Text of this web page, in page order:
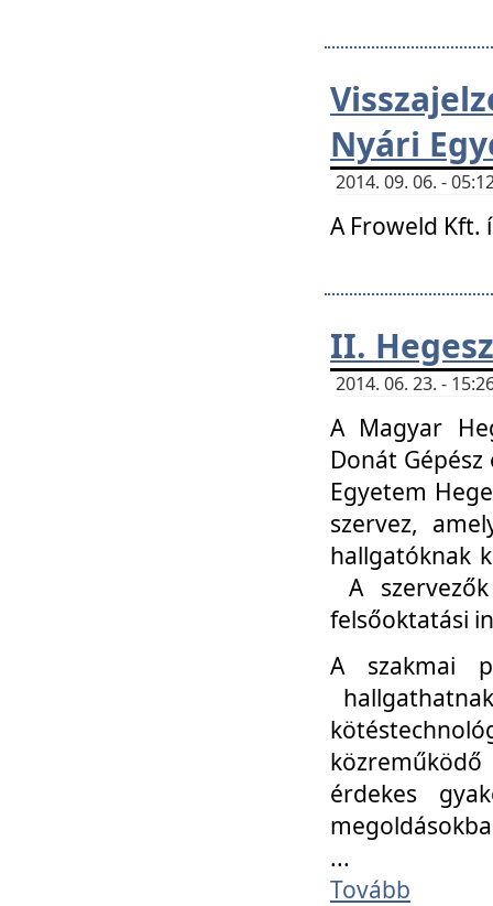
Nyári
2014. 09. 06. -
A Froweld
II.
2014. 06. 23. -
A Magyar
Donát
Egyetem
szervez,
hallgatóknak
A
felsőoktatási
A szakmai
érdekes
...
Tovább